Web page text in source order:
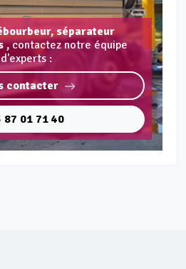
séparateur
,contactez notre équipe
d'experts :
contacter
87 01 71 40